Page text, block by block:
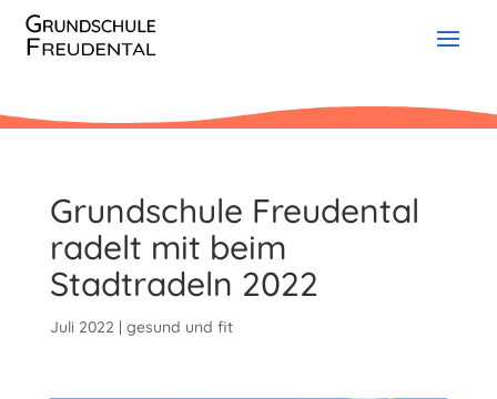
Grundschule Freudental
radelt mit beim
Stadtradeln 2022
Juli 2022 | gesund und fit